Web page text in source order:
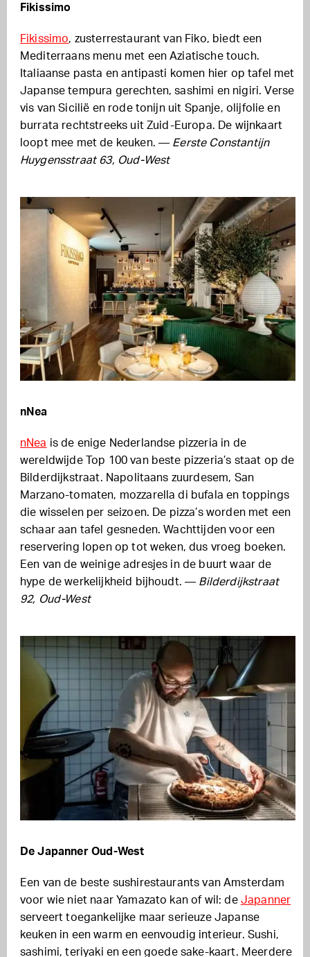
Fikissimo
Fikissimo, zusterrestaurant van Fiko, biedt een
Mediterraans menu met een Aziatische touch.
Italiaanse pasta en antipasti komen hier op tafel met
Japanse tempura gerechten, sashimi en nigiri. Verse
vis van Sicilië en rode tonijn uit Spanje, olijfolie en
burrata rechtstreeks uit Zuid-Europa. De wijnkaart
loopt mee met de keuken. — Eerste Constantijn
Huygensstraat 63, Oud-West
nNea
nNea is de enige Nederlandse pizzeria in de
wereldwijde Top 100 van beste pizzeria’s staat op de
Bilderdijkstraat. Napolitaans zuurdesem, San
Marzano-tomaten, mozzarella di bufala en toppings
die wisselen per seizoen. De pizza’s worden met een
schaar aan tafel gesneden. Wachttijden voor een
reservering lopen op tot weken, dus vroeg boeken.
Een van de weinige adresjes in de buurt waar de
hype de werkelijkheid bijhoudt. — Bilderdijkstraat
92, Oud-West
De Japanner Oud-West
Een van de beste sushirestaurants van Amsterdam
voor wie niet naar Yamazato kan of wil: de Japanner
serveert toegankelijke maar serieuze Japanse
keuken in een warm en eenvoudig interieur. Sushi,
sashimi, teriyaki en een goede sake-kaart. Meerdere